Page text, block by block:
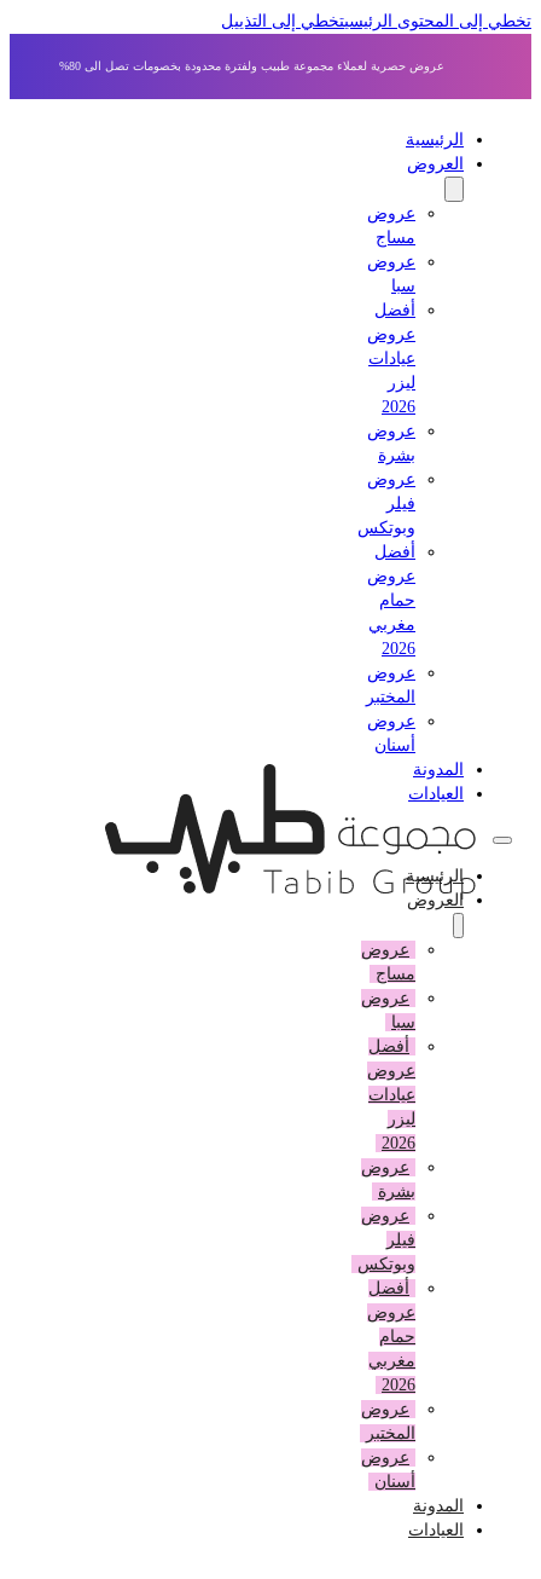
إلى المحتوى الرئيسي تخطي إلى التذييل
عروض حصرية لعملاء مجموعة طبيب ولفترة محدودة بخصومات تصل الى 80%
الرئيسية
العروض
عروض
مساج
عروض
أفضل
عروض
عيادات
عروض
بشرة
عروض
وبوتكس
أفضل
عروض
حمام
مغربي
عروض
المختبر
عروض
أسنان
المدونة
العيادات
الرئيسية
العروض
عروض
مساج
عروض
أفضل
عروض
عيادات
عروض
بشرة
عروض
وبوتكس
أفضل
عروض
حمام
مغربي
عروض
المختبر
عروض
أسنان
المدونة
العيادات